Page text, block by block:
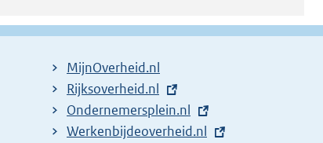
MijnOverheid.nl
E
x
t
Rijksoverheid.nl
E
x
Ondernemersplein.nl
E
Werkenbijdeoverheid.nl